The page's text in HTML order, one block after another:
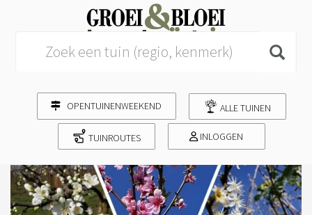
OPENTUINENWEEKEND ALLE TUINEN
TUINROUTES INLOGGEN